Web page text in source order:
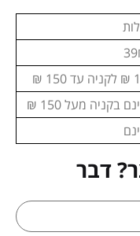
₪
בקניה מעל 150 ₪
דבר